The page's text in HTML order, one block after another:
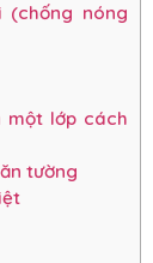
(chống nóng
một lớp cách
tường